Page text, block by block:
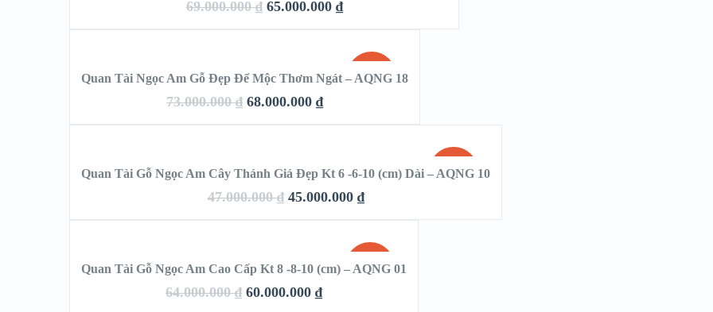
VIEW DETAILS
69.000.000₫ 65.000.000 ₫
SALE!
VIEW DETAILS
Quan Tài Ngọc Am Gỗ Đẹp Để Mộc Thơm Ngát – AQNG 18
73.000.000₫ 68.000.000 ₫
SALE!
VIEW DETAILS
Quan Tài Gỗ Ngọc Am Cây Thánh Giá Đẹp Kt 6 -6-10 (cm) Dài – AQNG 10
47.000.000₫ 45.000.000 ₫
SALE!
Quan Tài Gỗ Ngọc Am Cao Cấp Kt 8 -8-10 (cm) – AQNG 01
64.000.000₫ 60.000.000 ₫